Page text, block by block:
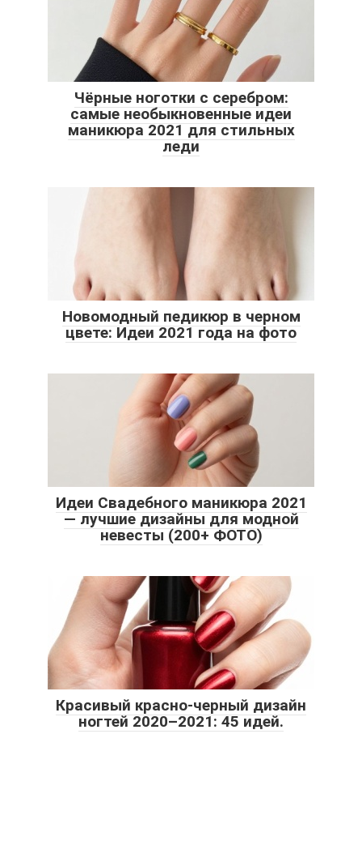
Чёрные ноготки с серебром:
самые необыкновенные идеи
маникюра 2021 для стильных
леди
Новомодный педикюр в черном
цвете: Идеи 2021 года на фото
Идеи Свадебного маникюра 2021
— лучшие дизайны для модной
невесты (200+ ФОТО)
Красивый красно-черный дизайн
ногтей 2020–2021: 45 идей.